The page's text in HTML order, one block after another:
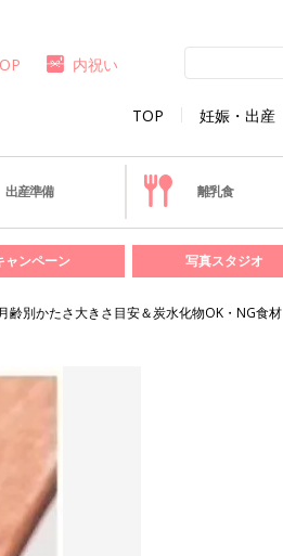
TOP 妊娠・出産
内祝い
出産準備 離乳食
ャンペーン 写真スタジオ
齢別かたさ大きさ目安＆炭水化物OK・NG食材